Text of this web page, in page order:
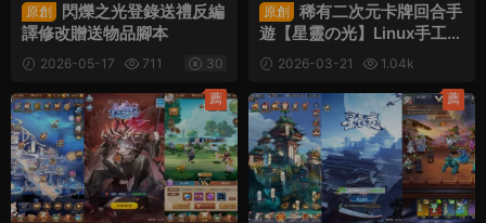
原創
閃爍之光登錄送禮反編
譯修改贈送物品腳本
2026-05-17 711 30
原創
稀有二次元卡牌回合手
遊【星靈の光】Linux手工服
務端+安卓+多區跨服+GM
授權後台+福利後台+視頻架
設教程
2026-03-21
1.04k
薦 薦